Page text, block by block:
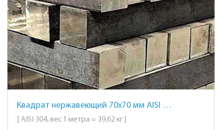
Квадрат нержавеющий 70х70 мм AISI 304 сталь 08Х18Н10
[ AISI 304, вес 1 метра = 39,62 кг ]